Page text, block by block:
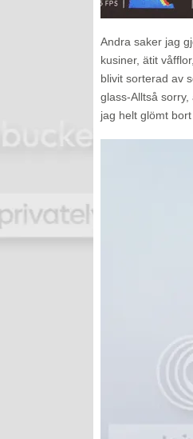
Andra saker jag
kusiner, ätit
blivit sorterad av
glass-Alltså
jag helt glömt